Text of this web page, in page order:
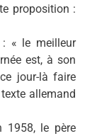
proposition :
: « le meilleur
est, à son
jour-là faire
allemand
1958, le père